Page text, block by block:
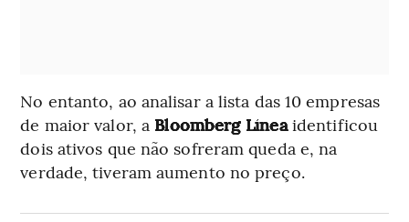
No entanto, ao analisar a lista das 10 empresas
de maior valor, a Bloomberg Líneaidentificou
dois ativos que não sofreram queda e, na
verdade, tiveram aumento no preço.